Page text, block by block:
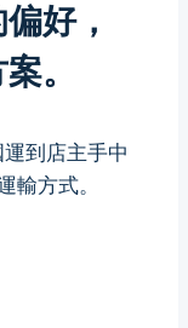
好，
。
到店主手中
輸方式。